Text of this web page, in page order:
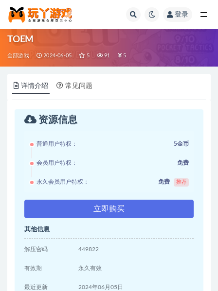
登录
TOEM
全部游戏 2024-06-05 5 91 5
详情介绍 常见问题
资源信息
普通用户特权： 5金币
会员用户特权： 免费
永久会员用户特权： 免费 推荐
立即购买
其他信息
解压密码 449822
有效期 永久有效
最近更新 2024年06月05日